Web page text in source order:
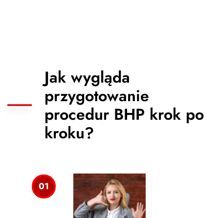
Jak wygląda
przygotowanie
procedur BHP krok po
kroku?
01